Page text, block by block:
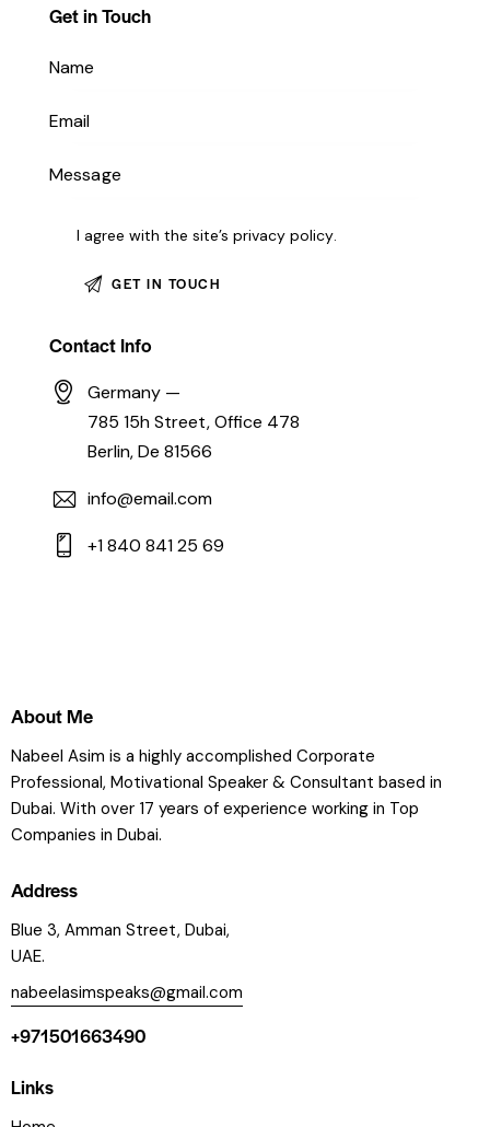
Get in Touch
I agree with the site’sprivacy policy
Contact Info
Germany —
785 15h Street, Office 478
Berlin, De 81566
info@email.com
+1 840 841 25 69
About Me
Nabeel Asim is a highly accomplished Corporate
Professional, Motivational Speaker & Consultant based in
Dubai. With over 17 years of experience working in Top
Companies in Dubai.
Address
Blue 3, Amman Street, Dubai,
UAE.
nabeelasimspeaks@gmail.com
+971501663490
Links